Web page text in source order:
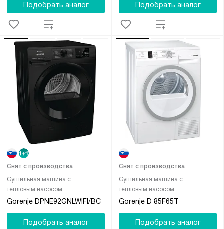
Подобрать аналог Подобрать аналог
Сушильная машина с
тепловым насосом
Gorenje DPNE92GNLWIFI/BC
Снят с производства
Подобрать аналог
Сушильная машина с
тепловым насосом
Gorenje D 85F65T
Снят с производства
Подобрать аналог